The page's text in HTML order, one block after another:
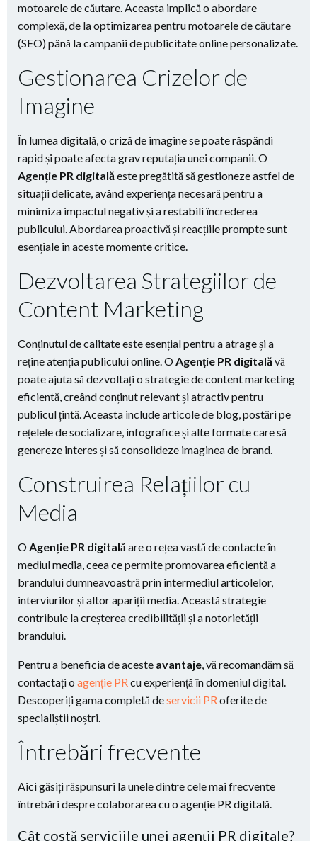
motoarele de căutare. Aceasta implică o abordare
complexă, de la optimizarea pentru motoarele de căutare
(SEO) până la campanii de publicitate online personalizate.
Gestionarea Crizelor de
Imagine
În lumea digitală, o criză de imagine se poate răspândi
rapid și poate afecta grav reputația unei companii. O
Agenție PR digitală este pregătită să gestioneze astfel de
situații delicate, având experiența necesară pentru a
minimiza impactul negativ și a restabili încrederea
publicului. Abordarea proactivă și reacțiile prompte sunt
esențiale în aceste momente critice.
Dezvoltarea Strategiilor de
Content Marketing
Conținutul de calitate este esențial pentru a atrage și a
reține atenția publicului online. OAgenție PR digitală vă
poate ajuta să dezvoltați o strategie de content marketing
eficientă, creând conținut relevant și atractiv pentru
publicul țintă. Aceasta include articole de blog, postări pe
rețelele de socializare, infografice și alte formate care să
genereze interes și să consolideze imaginea de brand.
Construirea Relațiilor cu
Media
OAgenție PR digitală are o rețea vastă de contacte în
mediul media, ceea ce permite promovarea eficientă a
brandului dumneavoastră prin intermediul articolelor,
interviurilor și altor apariții media. Această strategie
contribuie la creșterea credibilității și a notorietății
brandului.
Pentru a beneficia de aceste avantaje, vă recomandăm să
contactați o agenție PRcu experiență în domeniul digital.
Descoperiți gama completă deservicii PRoferite de
specialiștii noștri.
Întrebări frecvente
Aici găsiți răspunsuri la unele dintre cele mai frecvente
întrebări despre colaborarea cu o agenție PR digitală.
Cât costă serviciile unei agenții PR digitale?